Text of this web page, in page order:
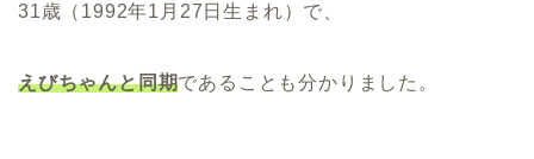
31歳（1992年1月27日生まれ）で、
えびちゃんと同期であることも分かりました。